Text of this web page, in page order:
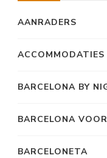
AANRADERS
ACCOMMODATIES
BARCELONA BY
BARCELONA
BARCELONETA